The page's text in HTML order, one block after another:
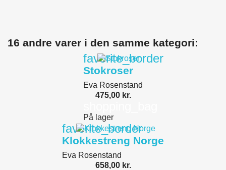
16 andre varer i den samme kategori:
favorite_border
Stokroser
Eva Rosenstand
475,00 kr.
På lager
favorite_border
Klokkestreng Norge
Eva Rosenstand
658,00 kr.